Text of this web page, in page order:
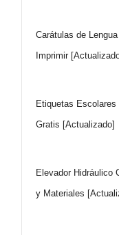
Carátulas de
Imprimir
Etiquetas
Gratis [Actualizado]
Elevador Hidráulico
y Materiales